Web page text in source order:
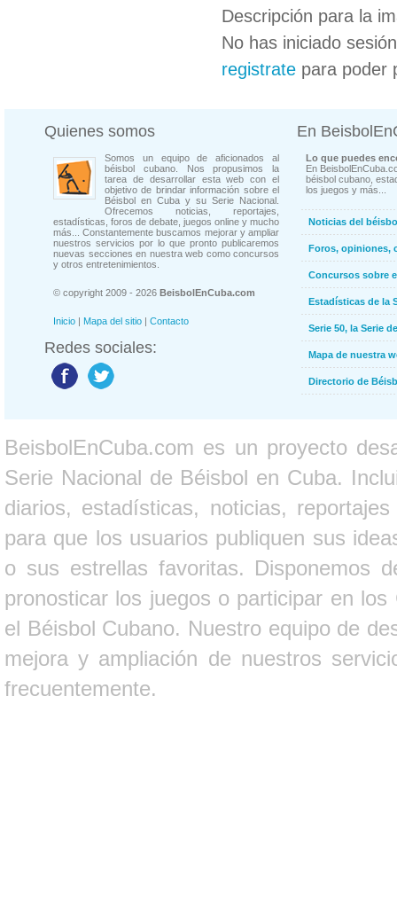
Descripción para la
No has iniciado
registrate para poder
Quienes somos
Somos un equipo de aficionados al
béisbol cubano. Nos propusimos la
tarea de desarrollar esta web con el
objetivo de brindar información sobre el
Béisbol en Cuba y su Serie Nacional.
Ofrecemos noticias, reportajes,
estadísticas, foros de debate, juegos online y mucho
más... Constantemente buscamos mejorar y ampliar
nuestros servicios por lo que pronto publicaremos
nuevas secciones en nuestra web como concursos
y otros entretenimientos.
© copyright 2009 - 2026 BeisbolEnCuba.com
Inicio | Mapa del sitio | Contacto
Redes sociales:
En
Lo que puedes
En
béisbol cubano,
los juegos y más...
Noticias del
Foros, opiniones,
Concursos sobre
Estadísticas de la
Serie 50, la Serie
Mapa de nuestra
Directorio de
BeisbolEnCuba.com es un proyecto
Serie Nacional de Béisbol en Cuba.
diarios, estadísticas, noticias,
para que los usuarios publiquen sus
o sus estrellas favoritas. Disponemos
pronosticar los juegos o participar en
el Béisbol Cubano. Nuestro equipo de
mejora y ampliación de nuestros
frecuentemente.